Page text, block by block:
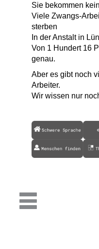
Sie bekommen
Viele Zwangs-
sterben
In der Anstalt in
Von 1 Hundert 16
genau.
Aber es gibt noch
Arbeiter.
Wir wissen nur